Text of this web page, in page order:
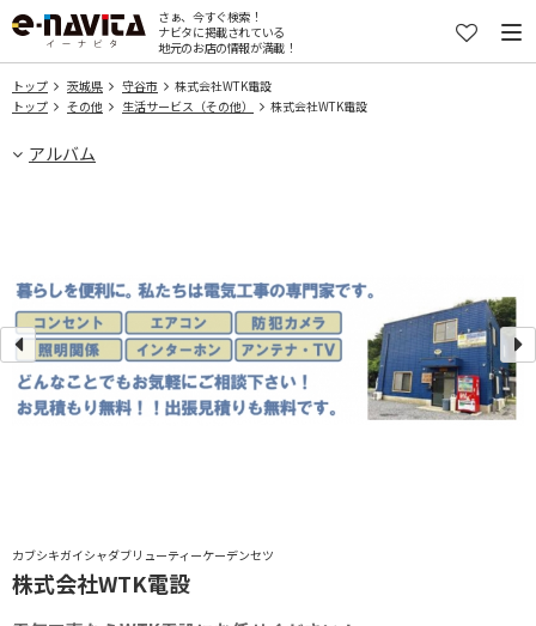
さぁ、今すぐ検索！
ナビタに掲載されている
地元のお店の情報が満載！
トップ 茨城県 守谷市
株式会社WTK電設
トップ
その他 生活サービス（その他） 株式会社WTK電設
アルバム
カブシキガイシャダブリューティーケーデンセツ
株式会社WTK電設